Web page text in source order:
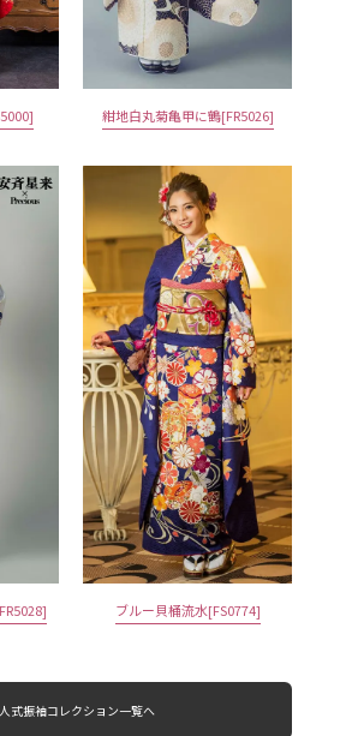
紺地白丸菊亀甲に鶴[FR5026]
ブルー貝桶流水[FS0774]
式振袖コレクション一覧へ